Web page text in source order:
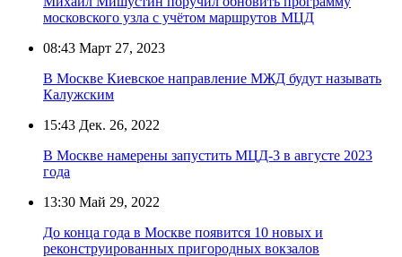
московского узла с учётом маршрутов МЦД
08:43 Март 27, 2023
В Москве Киевское направление МЖД будут называть
Калужским
15:43 Дек. 26, 2022
В Москве намерены запустить МЦД-3 в августе 2023
года
13:30 Май 29, 2022
До конца года в Москве появится 10 новых и
реконструированных пригородных вокзалов